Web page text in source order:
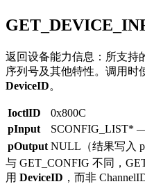
返回设备能力信息：所支持
序列号及其他特性。调用时
DeviceID。
IoctlID
0x800C
pInput
SCONFIG_LIST*
pOutput NULL（结果写入
与 GET_CONFIG 不同，
用 DeviceID ，而非